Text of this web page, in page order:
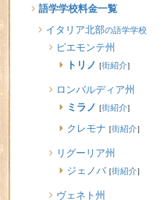
語学学校料金一覧
イタリア北部の語学学校
ピエモンテ州
トリノ [街紹介]
ロンバルディア州
ミラノ [街紹介]
クレモナ [街紹介]
リグーリア州
ジェノバ [街紹介]
ヴェネト州